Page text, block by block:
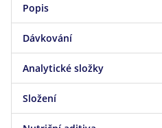
Popis
Každé plemeno má své
stravu, která obsahuje
zdraví. Složení krmiva
Adult je vytvořeno tak,
Dávkování
Dávkování
Váha psa
Analytické složky
Analytické složky
Složení